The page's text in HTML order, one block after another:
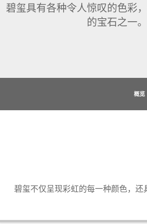
碧玺具有各种令人惊叹的色彩
的宝石之一。
概览
碧玺不仅呈现彩虹的每一种颜色，